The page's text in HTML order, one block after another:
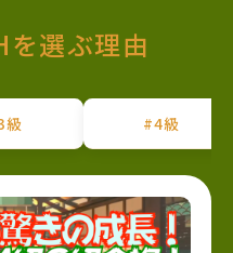
を選ぶ理由
級 #4級